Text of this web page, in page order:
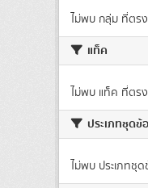
ไม่พบ กลุ่ม ที่ตร
แท็ค
ไม่พบ แท็ค ที่ตร
ประเภทชุดข้
ไม่พบ ประเภทชุ